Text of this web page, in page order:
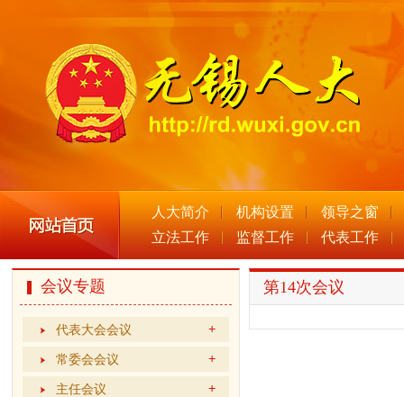
人大简介 机构设置
领导之窗
立法工作
监督工作 代表工作
会议专题
代表大会会议
常委会会议
主任会议
第14次会议